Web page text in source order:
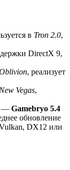
в Tron 2.0,
DirectX 9,
, реализует
Vegas,
— Gamebryo 5.4
обновление
DX12 или